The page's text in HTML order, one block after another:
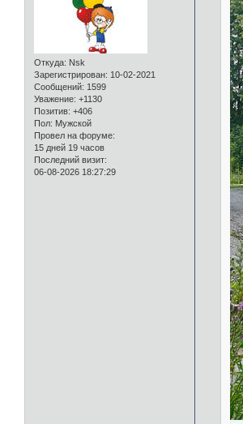
Откуда: Nsk
Зарегистрирован: 10-02-2021
Сообщений: 1599
Уважение: +1130
Позитив: +406
Пол: Мужской
Провел на форуме:
15 дней 19 часов
Последний визит:
06-08-2026 18:27:29